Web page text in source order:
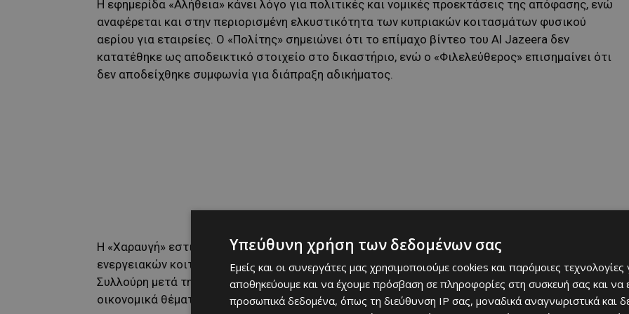
Η εφημερίδα «Αλήθεια» κάνει λόγο για πολιτικές και νομικές προεκτάσεις της απόφασης, ενώ
αναφέρεται και στην περιορισμένη ελκυστικότητα των κυπριακών κοιτασμάτων φυσικού
αερίου για εταιρείες. Ο «Πολίτης» σημειώνει ότι το επίμαχο βίντεο του Al Jazeera δεν
κατατέθηκε ως αποδεικτικό στοιχείο στο δικαστήριο, ενώ ο «Φιλελεύθερος» επισημαίνει ότι
δεν αποδείχθηκε συμφωνία για διάπραξη αδικήματος.
Η «Χαραυγή» εστιάζει στα ζητήματα υγείας και στην καθυστέρηση αξιοποίησης των
ενεργειακών κοιτασμάτων, ενώ η αγγλόγλωσση «Cyprus Mail» φιλοξενεί δηλώσεις του Δημήτρη
Συλλούρη μετά την αθώωσή του. Παράλληλα, η «Οικονομική Καθημερινή» αναδεικνύει
οικονομικά θέματα, μεταξύ των οποίων τα αυξημένα κέρδη των υπεραγορών.
Υπεύθυνη χρήση των δεδομένων σας
Εμείς και οι συνεργάτες μας χρησιμοποιούμε cookies και παρόμοιες τεχνολογίες
αποθηκεύουμε και να έχουμε πρόσβαση σε πληροφορίες στη συσκευή σας και να
προσωπικά δεδομένα, όπως τη διεύθυνση IP σας, μοναδικά αναγνωριστικά και